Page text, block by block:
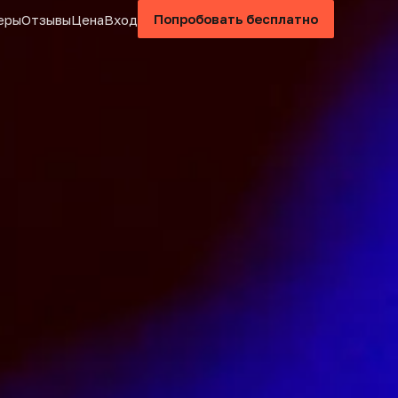
ОтзывыЦенаВход Попробовать бесплатно